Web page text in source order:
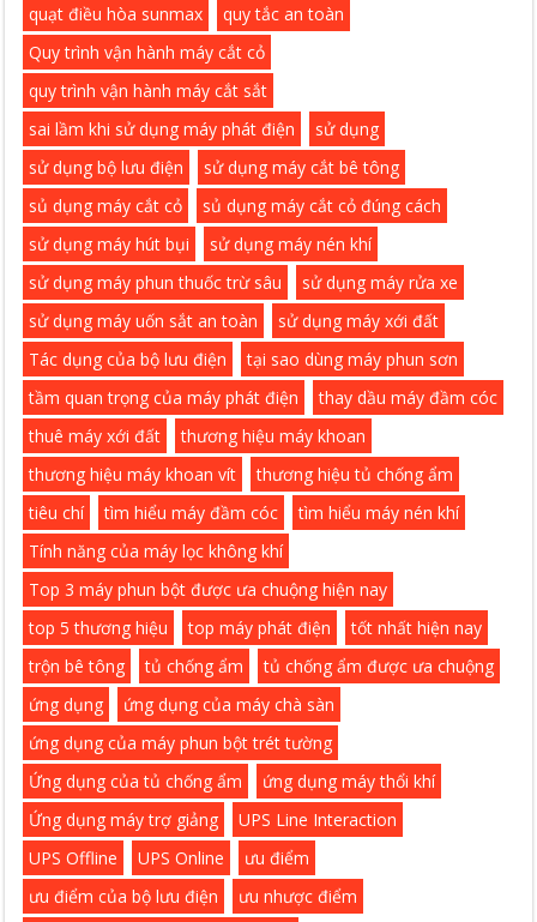
quạt điều hòa sunmax
quy tắc an toàn
Quy trình vận hành máy cắt cỏ
quy trình vận hành máy cắt sắt
sai lầm khi sử dụng máy phát điện
sử dụng
sử dụng bộ lưu điện
sử dụng máy cắt bê tông
sủ dụng máy cắt cỏ
sủ dụng máy cắt cỏ đúng cách
sử dụng máy hút bụi
sử dụng máy nén khí
sử dụng máy phun thuốc trừ sâu
sử dụng máy rửa xe
sử dụng máy uốn sắt an toàn
sử dụng máy xới đất
Tác dụng của bộ lưu điện
tại sao dùng máy phun sơn
tầm quan trọng của máy phát điện
thay dầu máy đầm cóc
thuê máy xới đất
thương hiệu máy khoan
thương hiệu máy khoan vít
thương hiệu tủ chống ẩm
tiêu chí
tìm hiểu máy đầm cóc
tìm hiểu máy nén khí
Tính năng của máy lọc không khí
Top 3 máy phun bột được ưa chuộng hiện nay
top 5 thương hiệu
top máy phát điện
tốt nhất hiện nay
trộn bê tông
tủ chống ẩm
tủ chống ẩm được ưa chuộng
ứng dụng
ứng dụng của máy chà sàn
ứng dụng của máy phun bột trét tường
Ứng dụng của tủ chống ẩm
ứng dụng máy thổi khí
Ứng dụng máy trợ giảng
UPS Line Interaction
UPS Offline
UPS Online
ưu điểm
ưu điểm của bộ lưu điện
ưu nhược điểm